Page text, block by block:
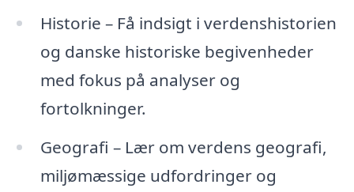
Historie – Få indsigt i verdenshistorien
og danske historiske begivenheder
med fokus på analyser og
fortolkninger.
Geografi – Lær om verdens geografi,
miljømæssige udfordringer og